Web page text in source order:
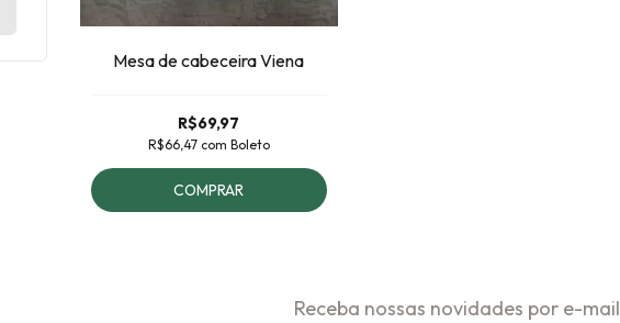
Mesa de cabeceira Viena
R$69,97
R$66,47 com Boleto
COMPRAR
Receba nossas novidades por e-mail